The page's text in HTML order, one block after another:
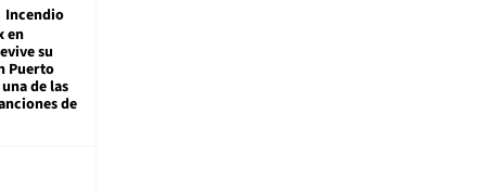
Incendio
en
su
Puerto
de las
de